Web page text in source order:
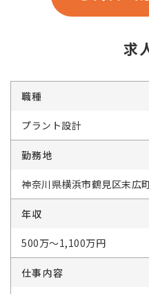
求
職種
プラント設計
勤務地
神奈川県横浜市鶴見区末
年収
500万～1,100万円
仕事内容